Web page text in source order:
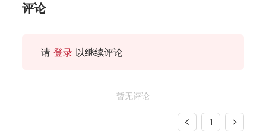
评论
请 登录 以继续评论
暂无评论
1